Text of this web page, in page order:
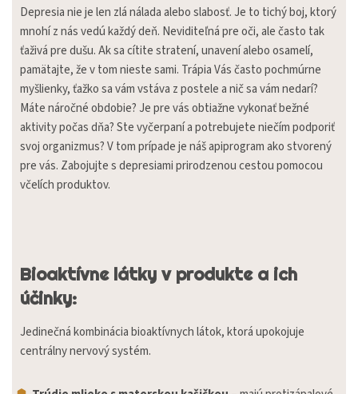
Depresia nie je len zlá nálada alebo slabosť. Je to tichý boj, ktorý
mnohí z nás vedú každý deň. ​​Neviditeľná pre oči, ale často tak
ťaživá pre dušu. Ak sa cítite stratení, unavení alebo osamelí,
pamätajte, že v tom nieste sami. Trápia Vás často pochmúrne
myšlienky, ťažko sa vám vstáva z postele a nič sa vám nedarí?
Máte náročné obdobie? Je pre vás obtiažne vykonať bežné
aktivity počas dňa? Ste vyčerpaní a potrebujete niečím podporiť
svoj organizmus? V tom prípade je náš apiprogram ako stvorený
pre vás. Zabojujte s depresiami prirodzenou cestou pomocou
včelích produktov.
Bioaktívne látky v produkte a ich
účinky:
Jedinečná kombinácia bioaktívnych látok, ktorá upokojuje
centrálny nervový systém.